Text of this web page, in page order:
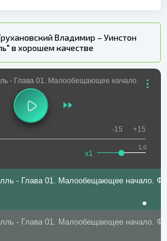
Владимир – Уинстон
в хорошем качестве
- Глава 01. Малообещающее начало.
1.0
x1
-15 +15
- Глава 01. Малообещающее начало.
- Глава 01. Малообещающее начало.